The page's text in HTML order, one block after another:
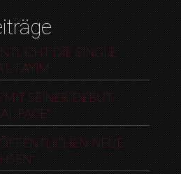
DIE SINGLE
FAYIM
SEINER DEBUT-
FACE“
NEUE